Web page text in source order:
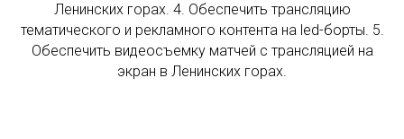
Ленинских горах. 4. Обеспечить трансляцию
тематического и рекламного контента на led-борты. 5.
Обеспечить видеосъемку матчей с трансляцией на
экран в Ленинских горах.